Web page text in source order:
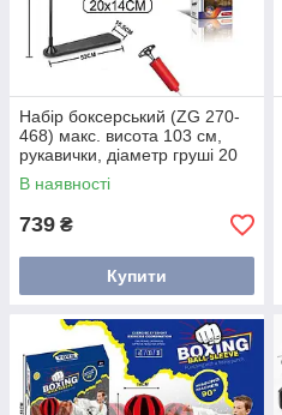
Набір боксерський (ZG 270-
468) макс. висота 103 см,
рукавички, діаметр груші 20
см, у коробці
В наявності
739 ₴
Купити